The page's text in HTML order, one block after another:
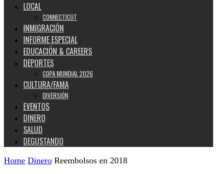
LOCAL
CONNECTICUT
INMIGRACIÓN
INFORME ESPECIAL
EDUCACIÓN & CAREERS
DEPORTES
COPA MUNDIAL 2026
CULTURA/FAMA
DIVERSIÓN
EVENTOS
DINERO
SALUD
DEGUSTANDO
Home Dinero Reembolsos en 2018